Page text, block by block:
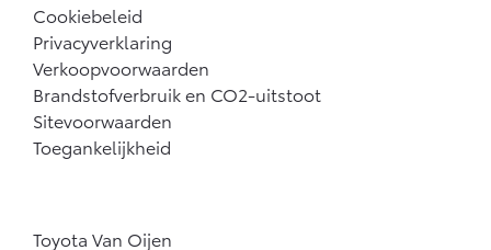
Cookiebeleid
Privacyverklaring
Verkoopvoorwaarden
Brandstofverbruik en CO2-uitstoot
Sitevoorwaarden
Toegankelijkheid
Toyota Van Oijen